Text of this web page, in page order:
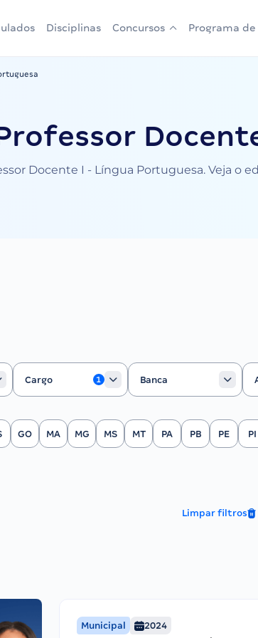
Disciplinas Concursos Programa
Docente I - Língua Portuguesa. Veja o
Cargo
Cargo
1
Banca
Banca
Ano
GO MA MG MS MT PA PB PE PI
Limpar filtros
Municipal 2024